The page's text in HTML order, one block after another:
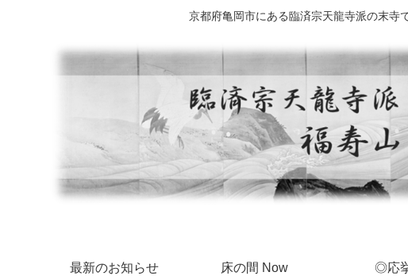
京都府亀岡市にある臨済宗天龍寺派の末寺
最新のお知らせ 床の間 Now ◎応